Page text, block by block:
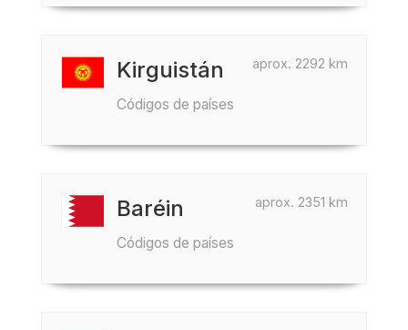
aprox. 2292 km
Kirguistán
Códigos de países
aprox. 2351 km
Baréin
Códigos de países